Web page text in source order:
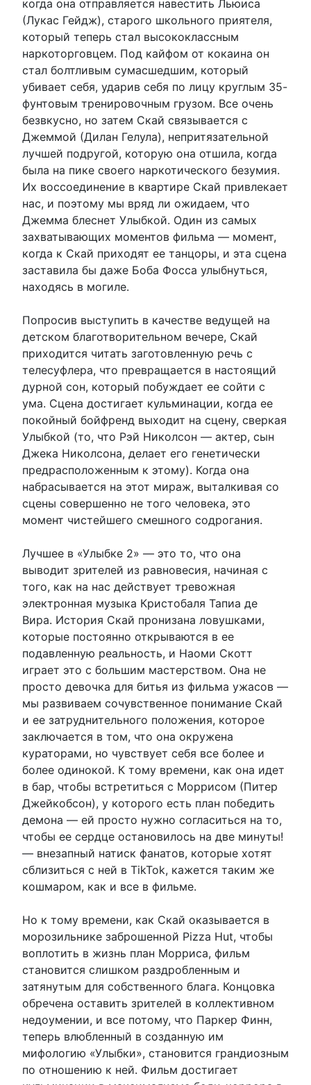
когда она отправляется навестить Льюиса
(Лукас Гейдж), старого школьного приятеля,
который теперь стал высококлассным
наркоторговцем. Под кайфом от кокаина он
стал болтливым сумасшедшим, который
убивает себя, ударив себя по лицу круглым 35-
фунтовым тренировочным грузом. Все очень
безвкусно, но затем Скай связывается с
Джеммой (Дилан Гелула), непритязательной
лучшей подругой, которую она отшила, когда
была на пике своего наркотического безумия.
Их воссоединение в квартире Скай привлекает
нас, и поэтому мы вряд ли ожидаем, что
Джемма блеснет Улыбкой. Один из самых
захватывающих моментов фильма — момент,
когда к Скай приходят ее танцоры, и эта сцена
заставила бы даже Боба Фосса улыбнуться,
находясь в могиле.
Попросив выступить в качестве ведущей на
детском благотворительном вечере, Скай
приходится читать заготовленную речь с
телесуфлера, что превращается в настоящий
дурной сон, который побуждает ее сойти с
ума. Сцена достигает кульминации, когда ее
покойный бойфренд выходит на сцену, сверкая
Улыбкой (то, что Рэй Николсон — актер, сын
Джека Николсона, делает его генетически
предрасположенным к этому). Когда она
набрасывается на этот мираж, выталкивая со
сцены совершенно не того человека, это
момент чистейшего смешного содрогания.
Лучшее в «Улыбке 2» — это то, что она
выводит зрителей из равновесия, начиная с
того, как на нас действует тревожная
электронная музыка Кристобаля Тапиа де
Вира. История Скай пронизана ловушками,
которые постоянно открываются в ее
подавленную реальность, и Наоми Скотт
играет это с большим мастерством. Она не
просто девочка для битья из фильма ужасов —
мы развиваем сочувственное понимание Скай
и ее затруднительного положения, которое
заключается в том, что она окружена
кураторами, но чувствует себя все более и
более одинокой. К тому времени, как она идет
в бар, чтобы встретиться с Моррисом (Питер
Джейкобсон), у которого есть план победить
демона — ей просто нужно согласиться на то,
чтобы ее сердце остановилось на две минуты!
— внезапный натиск фанатов, которые хотят
сблизиться с ней в TikTok, кажется таким же
кошмаром, как и все в фильме.
Но к тому времени, как Скай оказывается в
морозильнике заброшенной Pizza Hut, чтобы
воплотить в жизнь план Морриса, фильм
становится слишком раздробленным и
затянутым для собственного блага. Концовка
обречена оставить зрителей в коллективном
недоумении, и все потому, что Паркер Финн,
теперь влюбленный в созданную им
мифологию «Улыбки», становится грандиозным
по отношению к ней. Фильм достигает